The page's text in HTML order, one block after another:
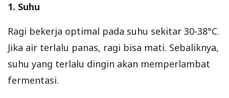
1. Suhu
Ragi bekerja optimal pada suhu sekitar 30-38°C.
Jika air terlalu panas, ragi bisa mati. Sebaliknya,
suhu yang terlalu dingin akan memperlambat
fermentasi.